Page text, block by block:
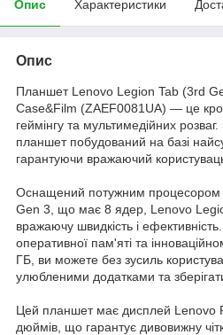
Опис Характеристики
Опис
Планшет Lenovo Legion Tab (3rd
Case&Film (ZAEF0081UA) — це
геймінгу та мультимедійних
планшет побудований на базі
гарантуючи вражаючий
Оснащений потужним процесором
Gen 3, що має 8 ядер, Lenovo
вражаючу швидкість і
оперативної пам'яті та
ГБ, ви можете без зусиль
улюбленими додатками та
Цей планшет має дисплей Lenovo
дюймів, що гарантує дивовижну